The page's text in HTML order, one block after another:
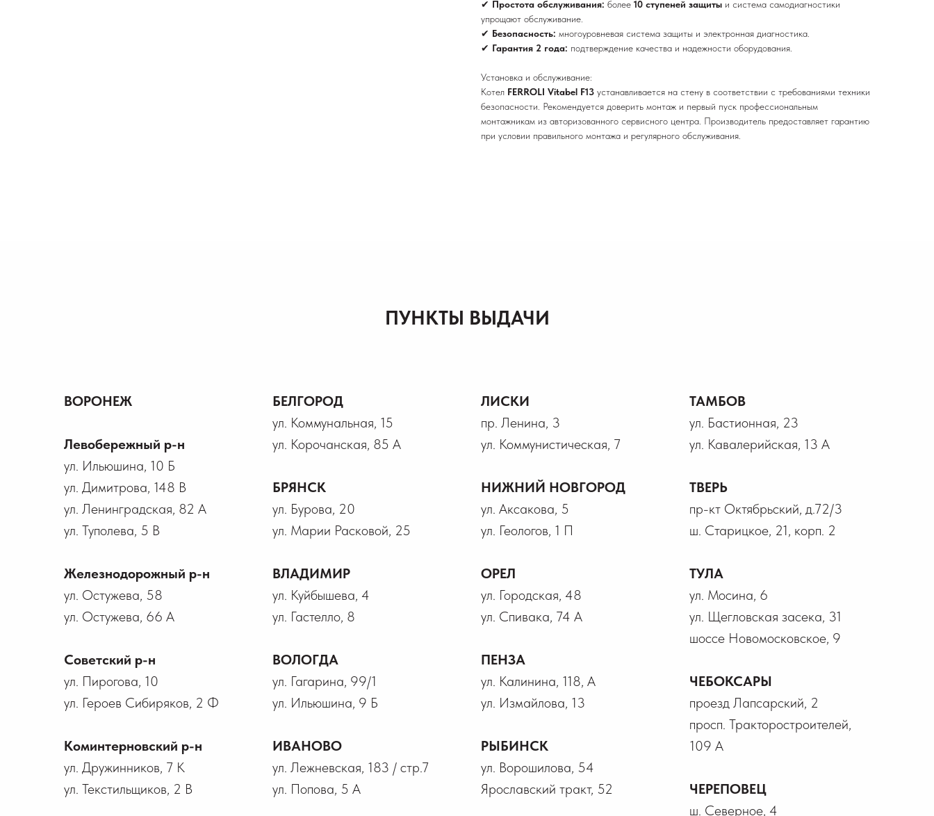
✔ Простота обслуживания: более 10 ступеней защиты и система самодиагностики
упрощают обслуживание.
✔ Безопасность: многоуровневая система защиты и электронная диагностика.
✔ Гарантия 2 года: подтверждение качества и надежности оборудования.
Установка и обслуживание:
Котел FERROLI Vitabel F13 устанавливается на стену в соответствии с требованиями техники
безопасности. Рекомендуется доверить монтаж и первый пуск профессиональным
монтажникам из авторизованного сервисного центра. Производитель предоставляет гарантию
при условии правильного монтажа и регулярного обслуживания.
ПУНКТЫ ВЫДАЧИ
ВОРОНЕЖ
Левобережный р-н
ул. Ильюшина, 10 Б
ул. Димитрова, 148 В
ул. Ленинградская, 82 А
ул. Туполева, 5 В
Железнодорожный р-н
ул. Остужева, 58
ул. Остужева, 66 А
Советский р-н
ул. Пирогова, 10
ул. Героев Сибиряков, 2 Ф
Коминтерновский р-н
ул. Дружинников, 7 К
ул. Текстильщиков, 2 В
БЕЛГОРОД
ул. Коммунальная, 15
ул. Корочанская, 85 А
БРЯНСК
ул. Бурова, 20
ул. Марии Расковой, 25
ВЛАДИМИР
ул. Куйбышева, 4
ул. Гастелло, 8
ВОЛОГДА
ул. Гагарина, 99/1
ул. Ильюшина, 9 Б
ИВАНОВО
ул. Лежневская, 183 / стр.7
ул. Попова, 5 А
ЛИСКИ
пр. Ленина, 3
ул. Коммунистическая, 7
НИЖНИЙ НОВГОРОД
ул. Аксакова, 5
ул. Геологов, 1 П
ОРЕЛ
ул. Городская, 48
ул. Спивака, 74 А
ПЕНЗА
ул. Калинина, 118, А
ул. Измайлова, 13
РЫБИНСК
ул. Ворошилова, 54
Ярославский тракт, 52
ТАМБОВ
ул. Бастионная, 23
ул. Кавалерийская, 13 А
ТВЕРЬ
пр-кт Октябрьский, д.72/3
ш. Старицкое, 21, корп. 2
ТУЛА
ул. Мосина, 6
ул. Щегловская засека, 31
шоссе Новомосковское, 9
ЧЕБОКСАРЫ
проезд Лапсарский, 2
просп. Тракторостроителей,
109 А
ЧЕРЕПОВЕЦ
ш. Северное, 4